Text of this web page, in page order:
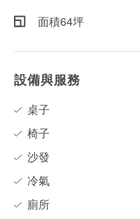
面積64坪
設備與服務
桌子
椅子
沙發
冷氣
廁所